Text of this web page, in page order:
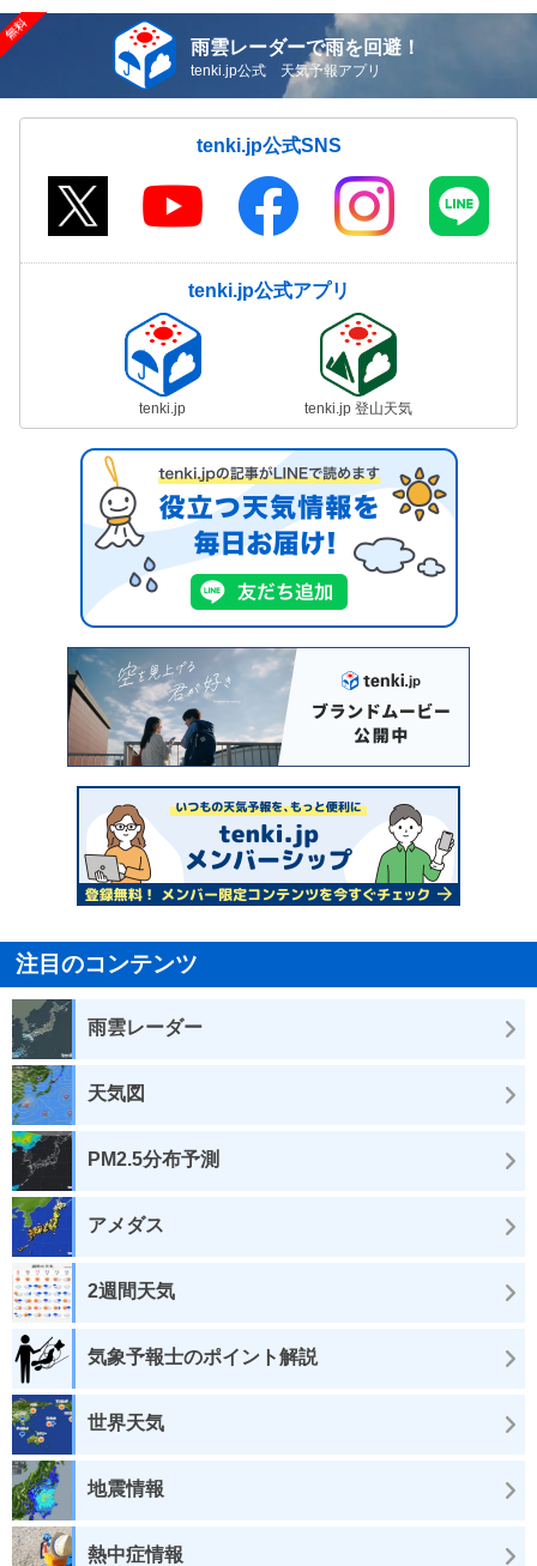
雨雲レーダーで雨を回避！
tenki.jp公式 天気予報アプリ
tenki.jp公式SNS
tenki.jp公式アプリ
tenki.jp tenki.jp 登山天気
注目のコンテンツ
雨雲レーダー
天気図
PM2.5分布予測
アメダス
2週間天気
気象予報士のポイント解説
世界天気
地震情報
熱中症情報